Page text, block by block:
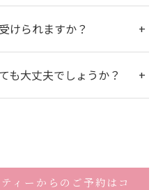
けられますか？
も大丈夫でしょうか？
ィーからのご予約はコ